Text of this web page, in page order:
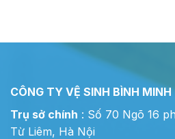
CÔNG TY VỆ SINH BÌNH MINH
Trụ sở chính : Số 70 Ngõ 16
Từ Liêm, Hà Nội